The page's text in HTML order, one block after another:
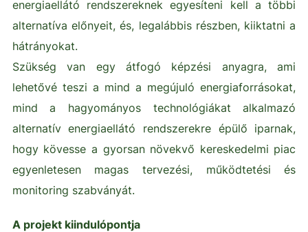
energiaellátó rendszereknek egyesíteni kell a többi
alternatíva előnyeit, és, legalábbis részben, kiiktatni a
hátrányokat.
Szükség van egy átfogó képzési anyagra, ami
lehetővé teszi a mind a megújuló energiaforrásokat,
mind a hagyományos technológiákat alkalmazó
alternatív energiaellátó rendszerekre épülő iparnak,
hogy kövesse a gyorsan növekvő kereskedelmi piac
egyenletesen magas tervezési, működtetési és
monitoring szabványát.
A projekt kiindulópontja